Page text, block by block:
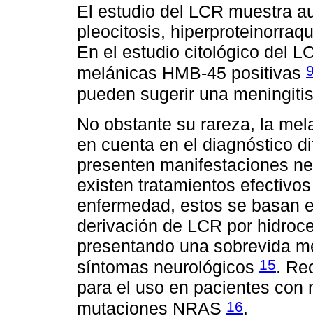
El estudio del LCR muestra
pleocitosis,
En el estudio citológico del
melánicas HMB-45 positivas
pueden sugerir una
No obstante su rareza, la
en cuenta en el diagnóstico
presenten manifestaciones
existen tratamientos
enfermedad, estos se basan
derivación de LCR por
presentando una sobrevida
síntomas neurológicos 15.
para el uso en pacientes con
mutaciones NRAS 16.